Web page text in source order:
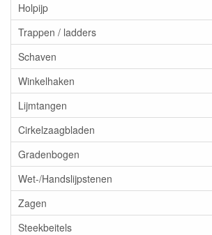
Holpijp
Trappen / ladders
Schaven
Winkelhaken
Lijmtangen
Cirkelzaagbladen
Gradenbogen
Wet-/Handslijpstenen
Zagen
Steekbeitels